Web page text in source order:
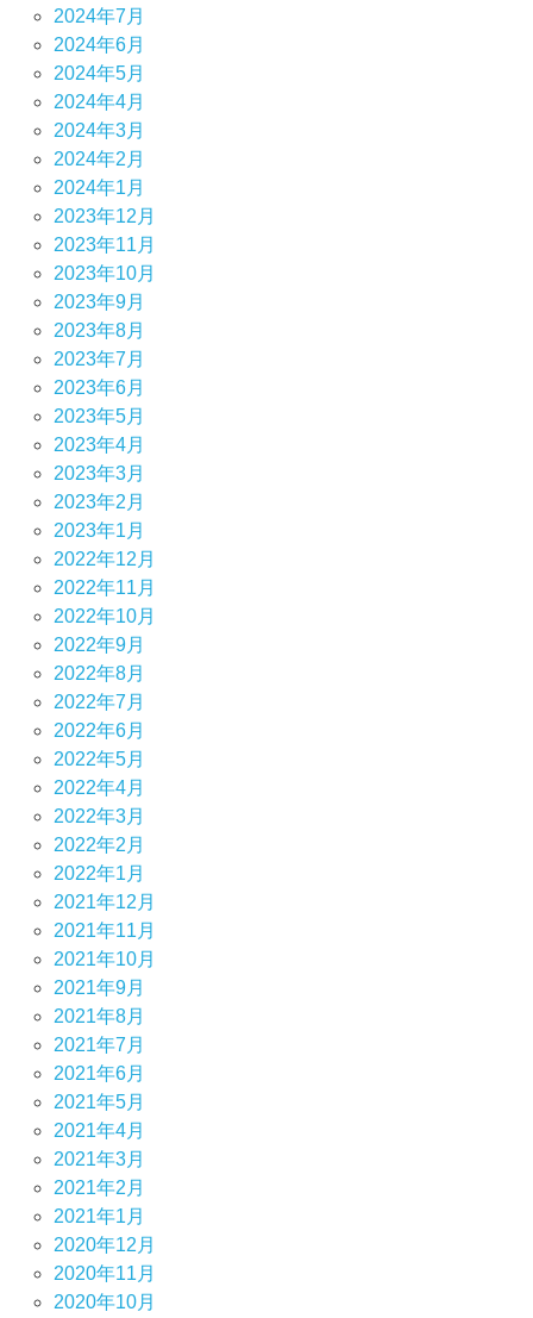
2024年7月
2024年6月
2024年5月
2024年4月
2024年3月
2024年2月
2024年1月
2023年12月
2023年11月
2023年10月
2023年9月
2023年8月
2023年7月
2023年6月
2023年5月
2023年4月
2023年3月
2023年2月
2023年1月
2022年12月
2022年11月
2022年10月
2022年9月
2022年8月
2022年7月
2022年6月
2022年5月
2022年4月
2022年3月
2022年2月
2022年1月
2021年12月
2021年11月
2021年10月
2021年9月
2021年8月
2021年7月
2021年6月
2021年5月
2021年4月
2021年3月
2021年2月
2021年1月
2020年12月
2020年11月
2020年10月